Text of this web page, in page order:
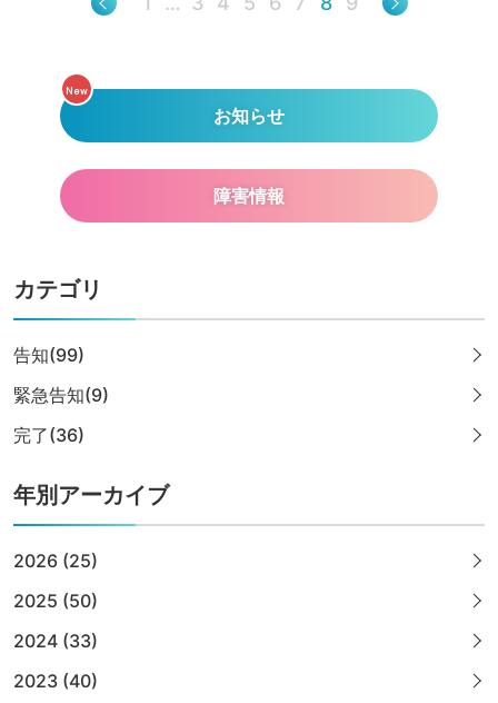
お知らせ
New
障害情報
カテゴリ
告知(99)
緊急告知(9)
完了(36)
年別アーカイブ
2026 (25)
2025 (50)
2024 (33)
2023 (40)